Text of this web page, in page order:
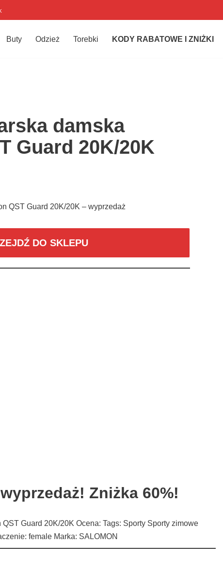
Buty Odzież Torebki KODY RABATOWE I ZNIŻKI
damska
Guard 20K/20K
QST Guard 20K/20K – wyprzedaż
DO SKLEPU
Zniżka 60%!
Guard 20K/20K Ocena: Tags: Sporty Sporty zimowe
female Marka: SALOMON